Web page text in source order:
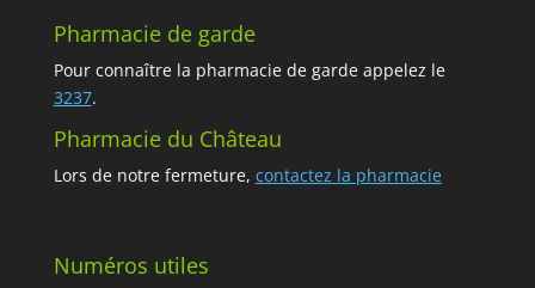
Pharmacie de garde
Pour connaître la pharmacie de garde appelez le
3237.
Pharmacie du Château
Lors de notre fermeture, contactez la pharmacie
Numéros utiles